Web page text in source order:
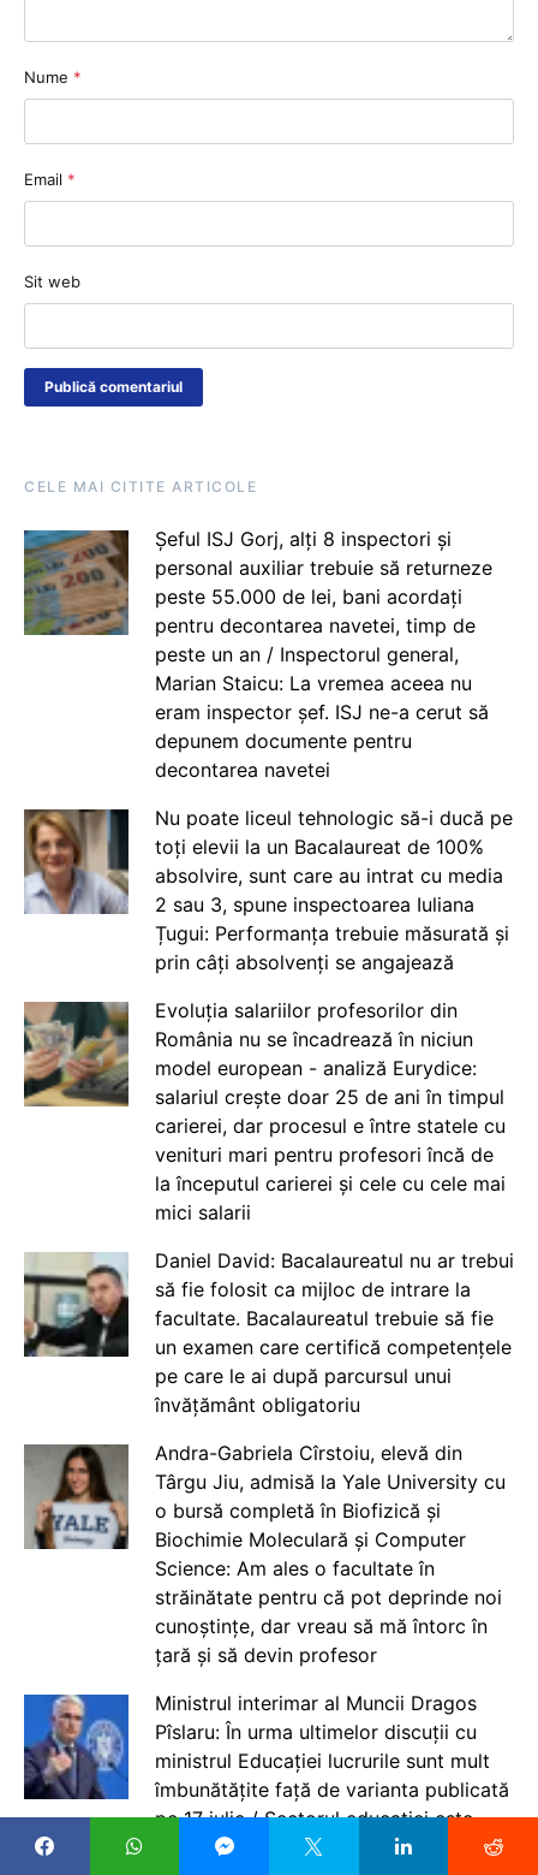
Nume *
Email *
Sit web
CELE MAI CITITE ARTICOLE
Șeful ISJ Gorj, alți 8 inspectori și
personal auxiliar trebuie să returneze
peste 55.000 de lei, bani acordați
pentru decontarea navetei, timp de
peste un an / Inspectorul general,
Marian Staicu: La vremea aceea nu
eram inspector șef. ISJ ne-a cerut să
depunem documente pentru
decontarea navetei
Nu poate liceul tehnologic să-i ducă pe
toți elevii la un Bacalaureat de 100%
absolvire, sunt care au intrat cu media
2 sau 3, spune inspectoarea Iuliana
Țugui: Performanța trebuie măsurată și
prin câți absolvenți se angajează
Evoluția salariilor profesorilor din
România nu se încadrează în niciun
model european - analiză Eurydice:
salariul crește doar 25 de ani în timpul
carierei, dar procesul e între statele cu
venituri mari pentru profesori încă de
la începutul carierei și cele cu cele mai
mici salarii
Daniel David: Bacalaureatul nu ar trebui
să fie folosit ca mijloc de intrare la
facultate. Bacalaureatul trebuie să fie
un examen care certifică competențele
pe care le ai după parcursul unui
învățământ obligatoriu
Andra-Gabriela Cîrstoiu, elevă din
Târgu Jiu, admisă la Yale University cu
o bursă completă în Biofizică și
Biochimie Moleculară și Computer
Science: Am ales o facultate în
străinătate pentru că pot deprinde noi
cunoștințe, dar vreau să mă întorc în
țară și să devin profesor
Ministrul interimar al Muncii Dragos
Pîslaru: În urma ultimelor discuții cu
ministrul Educației lucrurile sunt mult
îmbunătățite față de varianta publicată
pe 17 iulie / Sectorul educației este